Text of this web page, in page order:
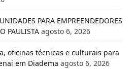
PARA EMPREENDEDORES
PAULISTA agosto 6, 2026
oficinas técnicas e culturais para
em Diadema agosto 6, 2026